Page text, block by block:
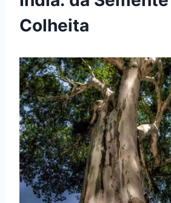
Colheita